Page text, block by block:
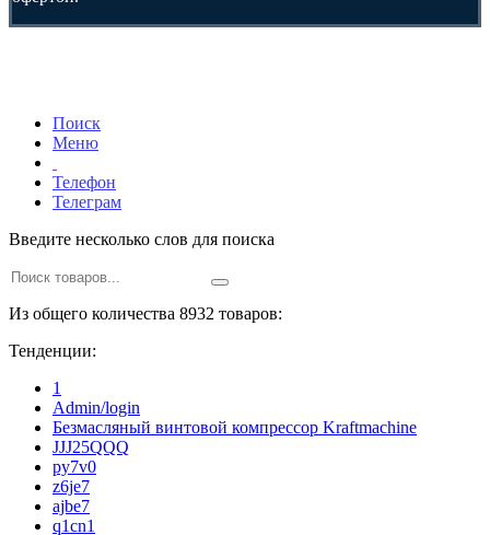
Поиск
Меню
Телефон
Телеграм
Введите несколько слов для поиска
Из общего количества 8932 товаров:
Тенденции:
1
Admin/login
Безмасляный винтовой компрессор Kraftmaсhine
JJJ25QQQ
py7v0
z6je7
ajbe7
q1cn1